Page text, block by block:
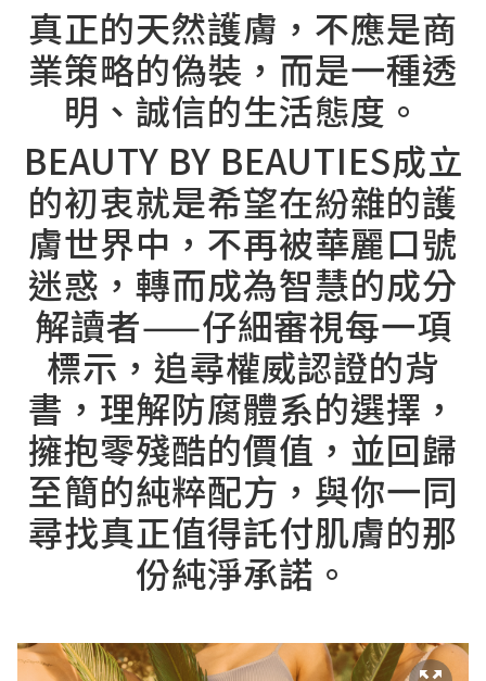
真正的天然護膚，不應是商
業策略的偽裝，而是一種透
明、誠信的生活態度。
BEAUTY BY BEAUTIES成立
的初衷就是希望在紛雜的護
膚世界中，不再被華麗口號
迷惑，轉而成為智慧的成分
解讀者——仔細審視每一項
標示，追尋權威認證的背
書，理解防腐體系的選擇，
擁抱零殘酷的價值，並回歸
至簡的純粹配方，與你一同
尋找真正值得託付肌膚的那
份純淨承諾。